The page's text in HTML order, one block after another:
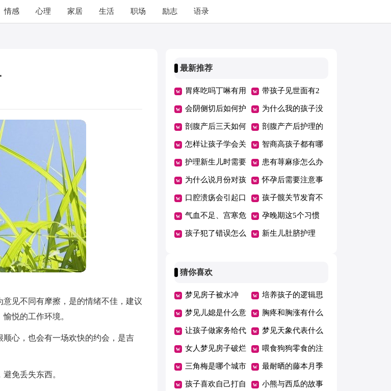
情感 心理 家居 生活 职场 励志 语录
见不同有摩擦，是的情绪不佳，建议
悦的工作环境。
心，也会有一场欢快的约会，是吉
免丢失东西。
最新推荐
胃疼吃吗丁啉有用
吗
带孩子见世面有2
个误区，父母要早
知道！
会阴侧切后如何护
理
为什么我的孩子没
有朋友
剖腹产后三天如何
护理
剖腹产产后护理的
注意事项
怎样让孩子学会关
心他人？
智商高孩子都有哪
些特点？
护理新生儿时需要
注意的要点有哪些
患有荨麻疹怎么办
为什么说月份对孩
子的聪明程度有影
响呢？
怀孕后需要注意事
项多 孕妈护理得
当胎儿健康发育
口腔溃疡会引起口
臭吗
孩子髋关节发育不
良怎么办
气血不足、宫寒危
害大怎么办
孕晚期这5个习惯
要改正
孩子犯了错误怎么 新生儿肚脐护理
猜你喜欢
梦见房子被水冲 培养孩子的逻辑思
维发展
梦见儿媳是什么意
思？
胸疼和胸涨有什么
区别
让孩子做家务给代
币好吗
梦见天象代表什么
意思
女人梦见房子破烂
不堪预示什么
喂食狗狗零食的注
意事项
三角梅是哪个城市
的市花
最耐晒的藤本月季
孩子喜欢自己打自 小熊与西瓜的故事